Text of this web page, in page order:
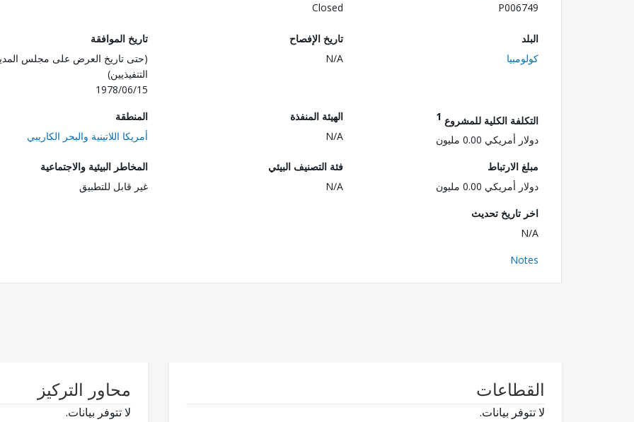
P006749
Closed
البلد
كولومبيا
تاريخ الإفصاح
N/A
تاريخ الموافقة
(حتى تاريخ العرض على مجلس
التنفيذيين)
1978/06/15
التكلفة الكلية للمشروع 1
دولار أمريكي 0.00 مليون
الهيئة المنفذة
N/A
المنطقة
أمريكا اللاتينية والبحر الكاريبي
مبلغ الارتباط
دولار أمريكي 0.00 مليون
فئة التصنيف البيئي
N/A
المخاطر البيئية والاجتماعية
غير قابل للتطبيق
اخر تاريخ تحديث
N/A
Notes
القطاعات
لا تتوفر بيانات.
محاور التركيز
لا تتوفر بيانات.